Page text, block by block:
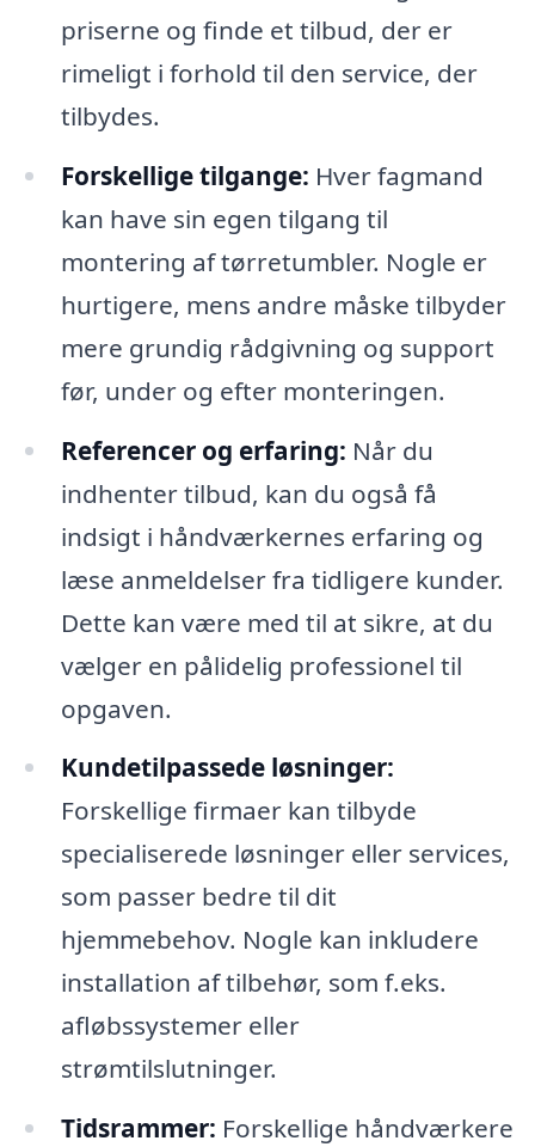
priserne og finde et tilbud, der er
rimeligt i forhold til den service, der
tilbydes.
Forskellige tilgange: Hver fagmand
kan have sin egen tilgang til
montering af tørretumbler. Nogle er
hurtigere, mens andre måske tilbyder
mere grundig rådgivning og support
før, under og efter monteringen.
Referencer og erfaring: Når du
indhenter tilbud, kan du også få
indsigt i håndværkernes erfaring og
læse anmeldelser fra tidligere kunder.
Dette kan være med til at sikre, at du
vælger en pålidelig professionel til
opgaven.
Kundetilpassede løsninger:
Forskellige firmaer kan tilbyde
specialiserede løsninger eller services,
som passer bedre til dit
hjemmebehov. Nogle kan inkludere
installation af tilbehør, som f.eks.
afløbssystemer eller
strømtilslutninger.
Tidsrammer: Forskellige håndværkere